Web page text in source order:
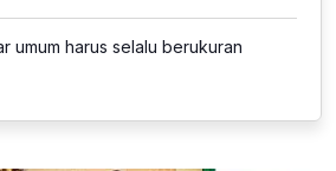
umum harus selalu berukuran